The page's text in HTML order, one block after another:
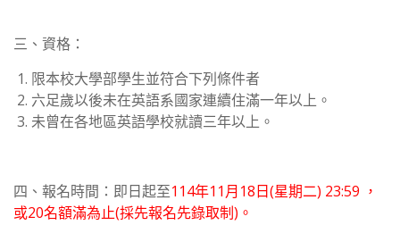
三、資格：
限本校大學部學生並符合下列條件者
六足歲以後未在英語系國家連續住滿一年以上。
未曾在各地區英語學校就讀三年以上。
四、報名時間：即日起至114年11月18日(星期二) 23:59 ，
或20名額滿為止(採先報名先錄取制)。